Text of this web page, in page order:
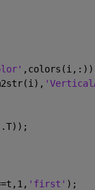
'first' );